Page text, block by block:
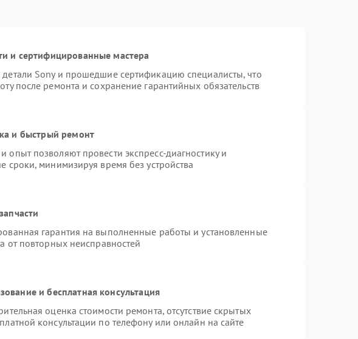
и сертифицированные мастера
Sony и прошедшие сертификацию специалисты, что
после ремонта и сохранение гарантийных обязательств
и быстрый ремонт
позволяют провести экспресс-диагностику и
сроки, минимизируя время без устройства
гарантия на выполненные работы и установленные
от повторных неисправностей
и бесплатная консультация
оценка стоимости ремонта, отсутствие скрытых
консультации по телефону или онлайн на сайте